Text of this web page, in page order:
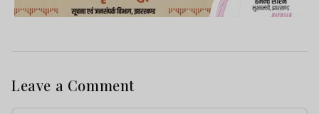
Leave a Comment